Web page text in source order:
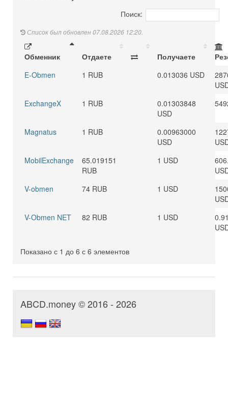
Поиск:
Список был обновлен 07.08.2026 12:20.
Обменник Отдаете Получаете
E-Obmen
1 RUB 0.013036 USD
ExchangeX
1 RUB
0.01303848
USD
Magnatus 1 RUB
0.00963000
USD
MobilExchange
65.019151
RUB
1 USD
V-obmen
74 RUB 1 USD
V-Obmen NET
82 RUB 1 USD
Показано с 1 до 6 с 6 элементов
ABCD.money © 2016 - 2026